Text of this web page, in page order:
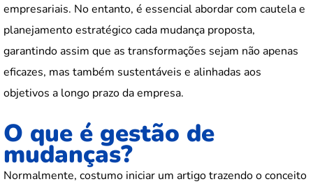
empresariais. No entanto, é essencial abordar com cautela e
planejamento estratégico cada mudança proposta,
garantindo assim que as transformações sejam não apenas
eficazes, mas também sustentáveis e alinhadas aos
objetivos a longo prazo da empresa.
O que é gestão de
mudanças?
Normalmente, costumo iniciar um artigo trazendo o conceito